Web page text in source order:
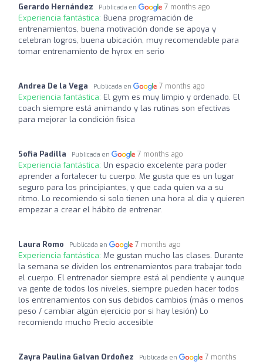
Gerardo Hernández Publicada en 7 months ago
Experiencia fantástica: Buena programación de
entrenamientos, buena motivación donde se apoya y
celebran logros, buena ubicación, muy recomendable para
tomar entrenamiento de hyrox en serio
Andrea De la Vega Publicada en 7 months ago
Experiencia fantástica: El gym es muy limpio y ordenado. El
coach siempre está animando y las rutinas son efectivas
para mejorar la condición física
Sofia Padilla Publicada en 7 months ago
Experiencia fantástica: Un espacio excelente para poder
aprender a fortalecer tu cuerpo. Me gusta que es un lugar
seguro para los principiantes, y que cada quien va a su
ritmo. Lo recomiendo si solo tienen una hora al día y quieren
empezar a crear el hábito de entrenar.
Laura Romo Publicada en 7 months ago
Experiencia fantástica: Me gustan mucho las clases. Durante
la semana se dividen los entrenamientos para trabajar todo
el cuerpo. El entrenador siempre está al pendiente y aunque
va gente de todos los niveles, siempre pueden hacer todos
los entrenamientos con sus debidos cambios (más o menos
peso / cambiar algún ejercicio por si hay lesión) Lo
recomiendo mucho Precio accesible
Zayra Paulina Galvan Ordoñez Publicada en
7 months